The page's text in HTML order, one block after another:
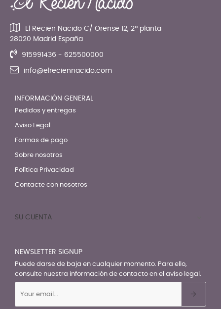
El Recien Nacido C/ Orense 12, 2ª planta
28020 Madrid España
915991436 - 625500000
info@elreciennacido.com
INFORMACIÓN GENERAL
Pedidos y entregas
Aviso Legal
Formas de pago
Sobre nosotros
Política Privacidad
Contacte con nosotros
SU CUENTA
NEWSLETTER SIGNUP
Puede darse de baja en cualquier momento. Para ello,
consulte nuestra información de contacto en el aviso legal.